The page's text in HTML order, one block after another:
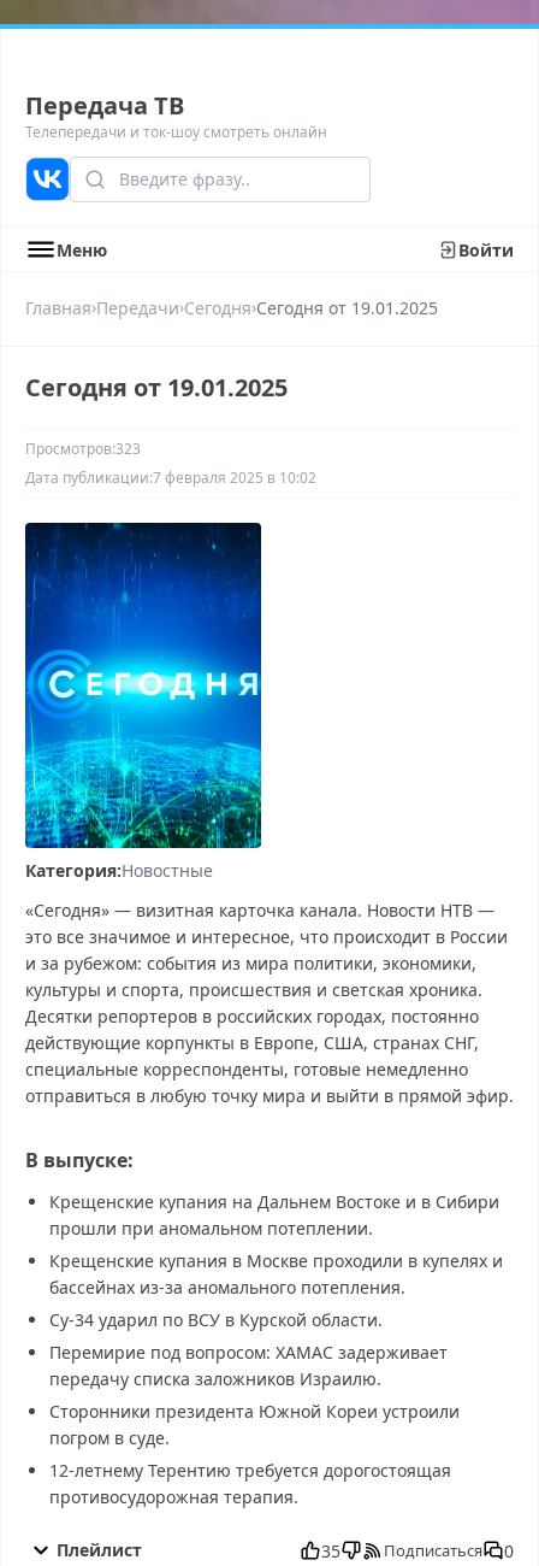
Передача ТВ
Телепередачи и ток-шоу смотреть онлайн
Меню Войти
Главная›Передачи›Сегодня›Сегодня от 19.01.2025
Сегодня от 19.01.2025
Просмотров:323
Дата публикации:7 февраля 2025 в 10:02
Категория:Новостные
«Сегодня» — визитная карточка канала. Новости НТВ —
это все значимое и интересное, что происходит в России
и за рубежом: события из мира политики, экономики,
культуры и спорта, происшествия и светская хроника.
Десятки репортеров в российских городах, постоянно
действующие корпункты в Европе, США, странах СНГ,
специальные корреспонденты, готовые немедленно
отправиться в любую точку мира и выйти в прямой эфир.
В выпуске:
Крещенские купания на Дальнем Востоке и в Сибири
прошли при аномальном потеплении.
Крещенские купания в Москве проходили в купелях и
бассейнах из-за аномального потепления.
Су-34 ударил по ВСУ в Курской области.
Перемирие под вопросом: ХАМАС задерживает
передачу списка заложников Израилю.
Сторонники президента Южной Кореи устроили
погром в суде.
12-летнему Терентию требуется дорогостоящая
противосудорожная терапия.
от 19.01.2025 смотреть онлайн, Сегодня от 19.01.2025
Плейлист 35 Подписаться 0